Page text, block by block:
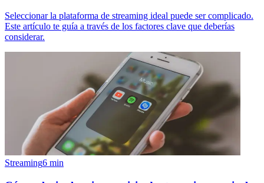
Seleccionar la plataforma de streaming ideal puede ser complicado.
Este artículo te guía a través de los factores clave que deberías
considerar.
Streaming6 min